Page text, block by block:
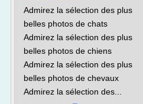
Admirez la sélection des plus
belles photos de chats
Admirez la sélection des plus
belles photos de chiens
Admirez la sélection des plus
belles photos de chevaux
Admirez la sélection des...